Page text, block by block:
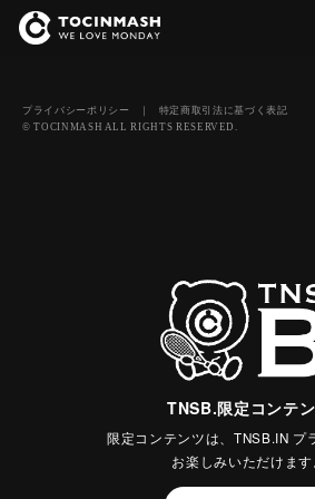
TNSB.限定コンテ
限定コンテンツは、TNSB.IN プ
お楽しみいただけます
プライバシーポリシー ｜ 特定商取引法に基づく表記
© TOCINMASH ALL RIGHTS RESERVED.